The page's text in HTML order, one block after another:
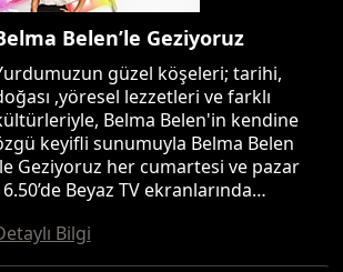
Belen’le Geziyoruz
güzel köşeleri; tarihi,
,yöresel lezzetleri ve farklı
Belma Belen'in kendine
keyifli sunumuyla Belma Belen
Geziyoruz her cumartesi ve pazar
Beyaz TV ekranlarında…
Bilgi